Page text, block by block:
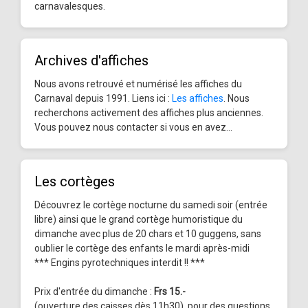
carnavalesques.
Archives d'affiches
Nous avons retrouvé et numérisé les affiches du
Carnaval depuis 1991. Liens ici : Les affiches . Nous
recherchons activement des affiches plus anciennes.
Vous pouvez nous contacter si vous en avez...
Les cortèges
Découvrez le cortège nocturne du samedi soir (entrée
libre) ainsi que le grand cortège humoristique du
dimanche avec plus de 20 chars et 10 guggens, sans
oublier le cortège des enfants le mardi après-midi
*** Engins pyrotechniques interdit !! ***
Prix d'entrée du dimanche : Frs 15.-